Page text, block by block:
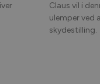
Claus vil i
ulemper ved
skydestilling.